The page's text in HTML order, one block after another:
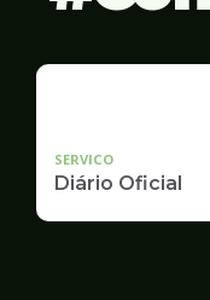
SERVICO
Diário Oficial